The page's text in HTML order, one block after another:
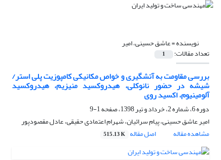
نویسنده =عاشق حسینی، امیر
تعداد مقالات: 1
بررسی مقاومت به آتشگیری و خواص مکانیکی کامپوزیت پلی استر/
شیشه در حضور نانوکلی، هیدروکسید منیزیم، هیدروکسید
آلومینیوم، اکسید روی
دوره 6، شماره 2، خرداد و تیر 1398، صفحه
1-9
امیر عاشق حسینی، پیام سرائیان، شهرام اعتمادی حقیقی، عادل مقصودپور
مشاهده مقاله
اصل مقاله 515.13 K